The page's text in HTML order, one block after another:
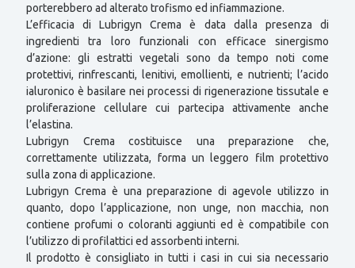
porterebbero ad alterato trofismo ed infiammazione.
L’efficacia di Lubrigyn Crema è data dalla presenza di
ingredienti tra loro funzionali con efficace sinergismo
d’azione: gli estratti vegetali sono da tempo noti come
protettivi, rinfrescanti, lenitivi, emollienti, e nutrienti; l’acido
ialuronico è basilare nei processi di rigenerazione tissutale e
proliferazione cellulare cui partecipa attivamente anche
l’elastina.
Lubrigyn Crema costituisce una preparazione che,
correttamente utilizzata, forma un leggero film protettivo
sulla zona di applicazione.
Lubrigyn Crema è una preparazione di agevole utilizzo in
quanto, dopo l’applicazione, non unge, non macchia, non
contiene profumi o coloranti aggiunti ed è compatibile con
l’utilizzo di profilattici ed assorbenti interni.
Il prodotto è consigliato in tutti i casi in cui sia necessario